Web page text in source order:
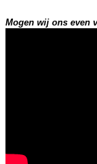
Mogen wij ons even